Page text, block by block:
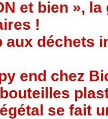
et bien »,
!
aux déchets
end chez
se fait